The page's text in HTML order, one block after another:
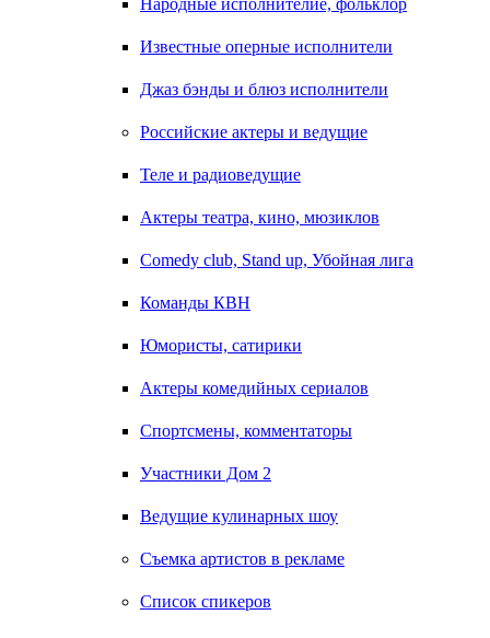
Народные исполнителиё, фольклор
Известные оперные исполнители
Джаз бэнды и блюз исполнители
Российские актеры и ведущие
Теле и радиоведущие
Актеры театра, кино, мюзиклов
Comedy club, Stand up, Убойная лига
Команды КВН
Юмористы, сатирики
Актеры комедийных сериалов
Спортсмены, комментаторы
Участники Дом 2
Ведущие кулинарных шоу
Съемка артистов в рекламе
Список спикеров